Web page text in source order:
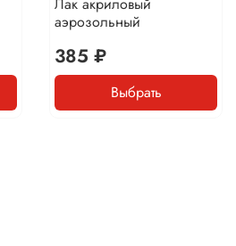
аэрозольный
385 ₽
Выбрать